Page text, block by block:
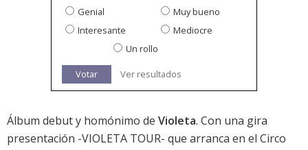
Genial
Muy bueno
Interesante
Mediocre
Un rollo
Votar Ver resultados
Álbum debut y homónimo de Violeta. Con una gira
presentación -VIOLETA TOUR- que arranca en el Circo